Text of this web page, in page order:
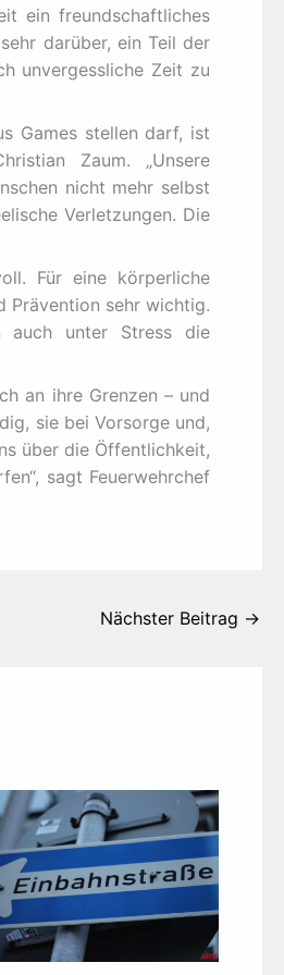
ein freundschaftliches
darüber, ein Teil der
unvergessliche Zeit zu
Games stellen darf, ist
Zaum. „Unsere
nicht mehr selbst
Verletzungen. Die
Für eine körperliche
Prävention sehr wichtig.
auch unter Stress die
an ihre Grenzen – und
sie bei Vorsorge und,
über die Öffentlichkeit,
sagt Feuerwehrchef
Nächster Beitrag →